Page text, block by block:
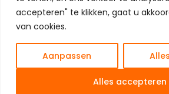
accepteren" te klikken, gaat u
van cookies.
Aanpassen
Alles accepteren
© 2026 Alle rechten gereserveerd